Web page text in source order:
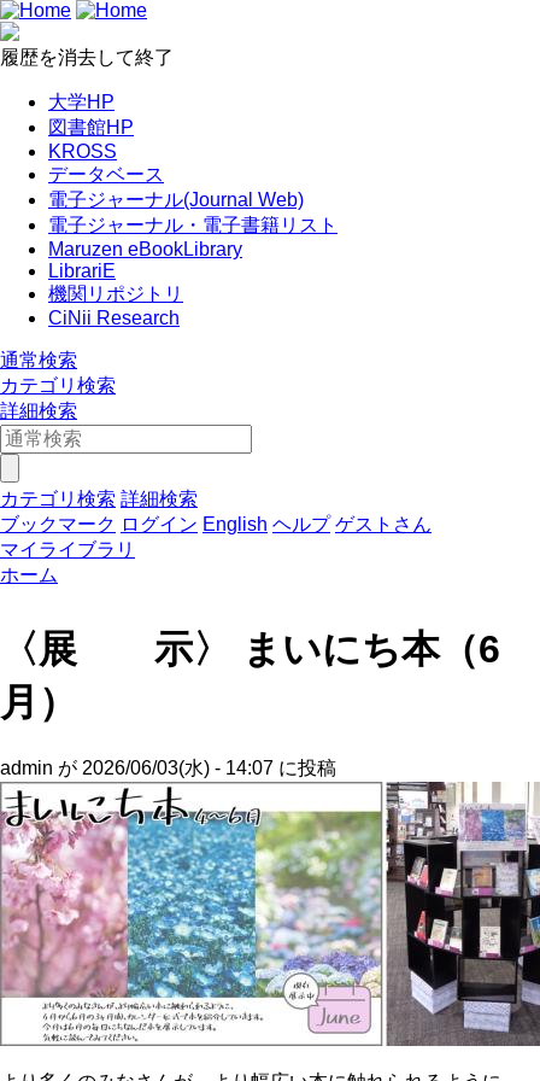
履歴を消去して終了
大学HP
図書館HP
KROSS
データベース
電子ジャーナル(Journal Web)
電子ジャーナル・電子書籍リスト
Maruzen eBookLibrary
LibrariE
機関リポジトリ
CiNii Research
通常検索
カテゴリ検索
詳細検索
カテゴリ検索 詳細検索
ブックマーク ログイン English ヘルプ ゲストさん
マイライブラリ
ホーム
〈展 示〉 まいにち本（6
月）
admin が 2026/06/03(水) - 14:07 に投稿